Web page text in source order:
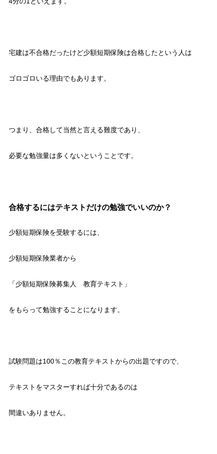
宅建は不合格だったけど少額短期保険は合格したという人は
ゴロゴロいる理由でもあります。
つまり、合格して当然と言える難度であり、
必要な勉強量は多くないということです。
合格するにはテキストだけの勉強でいいのか？
少額短期保険を受験するには、
少額短期保険業者から
「少額短期保険募集人 教育テキスト」
をもらって勉強することになります。
試験問題は100％この教育テキストからの出題ですので、
テキストをマスターすれば十分であるのは
間違いありません。